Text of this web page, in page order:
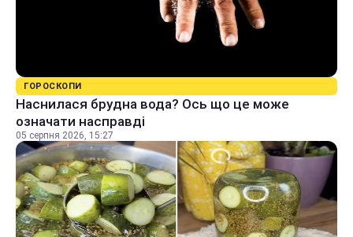
ГОРОСКОПИ
Наснилася брудна вода? Ось що це може
означати насправді
05 серпня 2026, 15:27